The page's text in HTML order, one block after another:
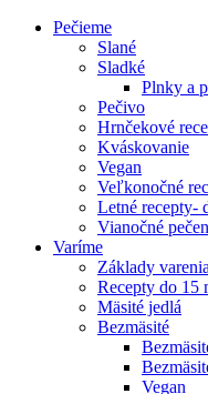
Pečieme
Slané
Sladké
Plnky a
Pečivo
Hrnčekové
Kváskovanie
Vegan
Veľkonočné
Letné recepty-
Vianočné
Varíme
Základy varenia
Recepty do 15
Mäsité jedlá
Bezmäsité
Vegan